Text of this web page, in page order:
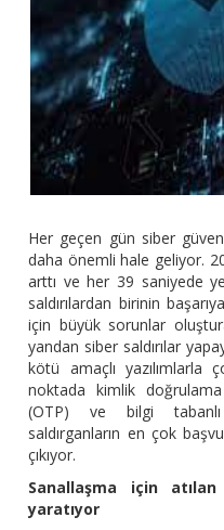
Her geçen gün siber
daha önemli hale geliyor.
arttı ve her 39 saniyede
saldırılardan birinin
için büyük sorunlar
yandan siber saldırılar
kötü amaçlı
noktada kimlik
(OTP) ve bilgi
saldırganların en çok
çıkıyor.
Sanallaşma için
yaratıyor